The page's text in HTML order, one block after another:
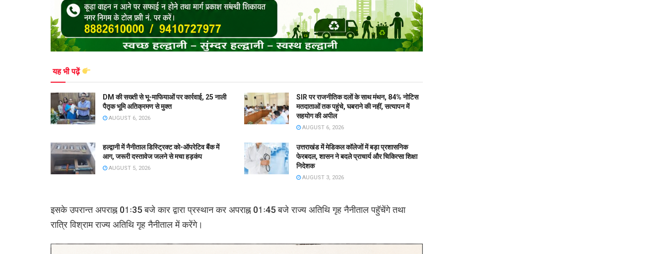
यह भी पढ़ें
DM की सख्ती से भू-माफियाओं पर कार्रवाई, 25 नाली
पैतृक भूमि अतिक्रमण से मुक्त
AUGUST 6, 2026
SIR पर राजनीतिक दलों के साथ मंथन, 84% नोटिस
मतदाताओं तक पहुंचे, घबराने की नहीं, सत्यापन में
सहयोग की अपील
AUGUST 6, 2026
हल्द्वानी में नैनीताल डिस्ट्रिक्ट को-ऑपरेटिव बैंक में
आग, जरूरी दस्तावेज जलने से मचा हड़कंप
AUGUST 5, 2026
उत्तराखंड में मेडिकल कॉलेजों में बड़ा प्रशासनिक
फेरबदल, शासन ने बदले प्राचार्य और चिकित्सा शिक्षा
निदेशक
AUGUST 3, 2026
इसके उपरान्त अपराह्न 01ः35 बजे कार द्वारा प्रस्थान कर अपराह्न 01ः45 बजे राज्य अतिथि गृह नैनीताल पहुॅचेंगे तथा
रात्रि विश्राम राज्य अतिथि गृह नैनीताल में करेंगे।